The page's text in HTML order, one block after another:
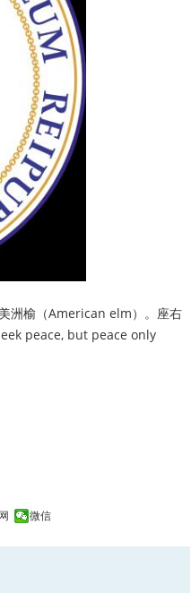
洲榆（American elm）。座右
peace, but peace only
微信